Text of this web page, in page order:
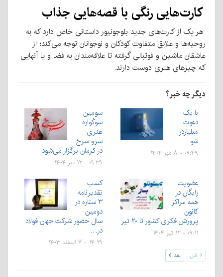
کارت‌هایی رنگی با قصه‌هایی جذاب
هر یک از کارت‌های جدید بلوجونیور داستانی خاص دارد که به
روحیه‌ها و علایق متفاوت کودکان و نوجوانان توجه می‌کند؛ از
عاشقان ماشین و فوتبالی گرفته تا علاقه‌مندان به فضا و یا آنهایی
که چیزهای هنری دوست دارند.
دیگر چه خبر؟
با یک
دعوت
میلیاردر
شو
۰۹:۴۹ - ۸ مهر ۱۴۰۴
سومین
سوگواره
هنری
سرو سرخ
در کرمان برگزار می‌شود
۰۹:۳۹ - ۱۲ تیر ۱۴۰۴
عضویت
رایگان در
همه مراکز
کانون
پرورش فکری کشور تا ۲۰ تیر
۰۹:۱۱ - ۱۲ تیر ۱۴۰۴
کسب
تقدیرنامه
۳ ستاره در
دومین
سال حضور شرکت جهان فولاد
در…
۱۴:۲۹ - ۷ اسفند ۱۴۰۳
قبل بعد